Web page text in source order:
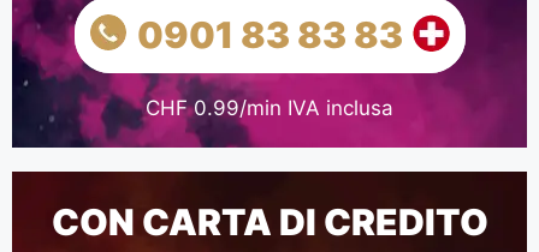
0901 83 83 83
CHF 0.99/min IVA inclusa
CON CARTA DI CREDITO